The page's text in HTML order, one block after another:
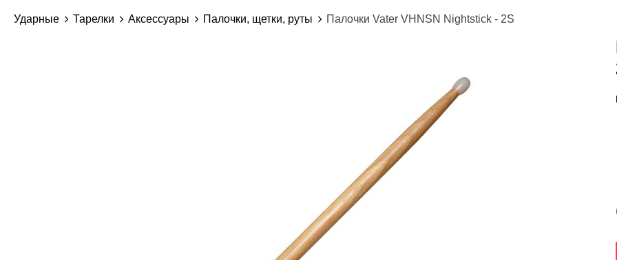
Ударные Тарелки Аксессуары Палочки, щетки, руты Палочки Vater VHNSN Nightstick - 2S